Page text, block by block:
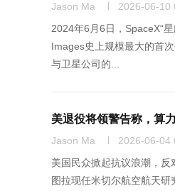
Jason Ma 2026-06-10
2024年6月6日，SpaceX“
Images史上规模最大的首
与卫星公司的...
美退役将领警告称，算
Jason Ma 2026-06-04
美国民众掀起抗议浪潮，
图拉现任米切尔航空航天